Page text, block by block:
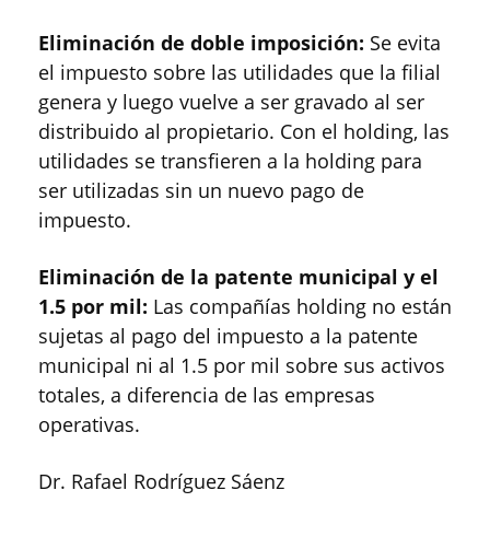
Eliminación de doble imposición: Se evita
el impuesto sobre las utilidades que la filial
genera y luego vuelve a ser gravado al ser
distribuido al propietario. Con el holding, las
utilidades se transfieren a la holding para
ser utilizadas sin un nuevo pago de
impuesto.
Eliminación de la patente municipal y el
1.5 por mil: Las compañías holding no están
sujetas al pago del impuesto a la patente
municipal ni al 1.5 por mil sobre sus activos
totales, a diferencia de las empresas
operativas.
Dr. Rafael Rodríguez Sáenz